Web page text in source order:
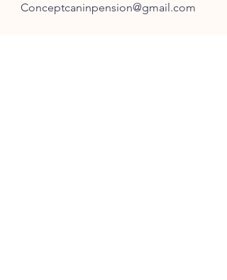
Conceptcaninpension@gmail.com